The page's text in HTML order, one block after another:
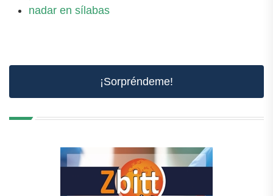
nadar en sílabas
¡Sorpréndeme!